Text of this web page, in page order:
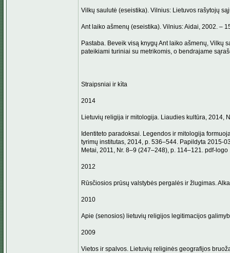
Vilkų saulutė (eseistika). Vilnius: Lietuvos rašytojų
Ant laiko ašmenų (eseistika). Vilnius: Aidai, 2002. –
Pastaba. Beveik visą knygų Ant laiko ašmenų, Vilkų
pateikiami turiniai su metrikomis, o bendrajame
Straipsniai ir kìta
2014
Lietuvių religija ir mitologija. Liaudies kultūra, 2014,
Identiteto paradoksai. Legendos ir mitologija
tyrimų institutas, 2014, p. 536–544. Papildyta 2015-
Metai, 2011, Nr. 8–9 (247–248), p. 114–121. pdf-logo
2012
Rūsčiosios prūsų valstybės pergalės ir žlugimas.
2010
Apie (senosios) lietuvių religijos legitimacijos
2009
Vietos ir spalvos. Lietuvių religinės geografijos